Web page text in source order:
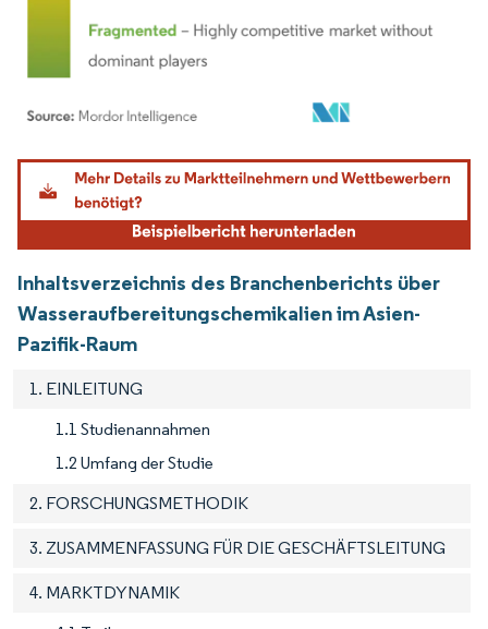
Bild © Mordor Intelligence. Wiederverwendung erfordert Namensnennung gemäß
Inhaltsverzeichnis des Branchenberichts über
Wasseraufbereitungschemikalien im Asien-
Pazifik-Raum
1. EINLEITUNG
1.1 Studienannahmen
1.2 Umfang der Studie
2. FORSCHUNGSMETHODIK
3. ZUSAMMENFASSUNG FÜR DIE GESCHÄFTSLEITUNG
4. MARKTDYNAMIK